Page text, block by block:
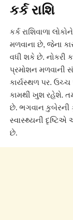
કર્ક રાશિ
કર્ક રાશિવાળા
મળવાના છે, જેના
વધી શકે છે. નોકરી
પ્રમોશન મળવાની
કાર્યસ્થળ પર. ઉચ્ચ
કામથી ખુશ રહેશે.
છે. ભગવાન કુબેરની
સ્વાસ્થ્યની દૃષ્ટિએ
છે.